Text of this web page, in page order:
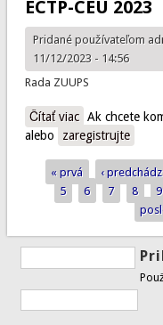
ECTP-CEU 2023
Pridané používateľom
11/12/2023 - 14:56
Rada ZUUPS
Čítať viaco Zasadnutie
ECTP-CEU 2023
Ak chcete
alebo
zaregistrujte
Stránky
« prvá ‹
5
6 7 8 9